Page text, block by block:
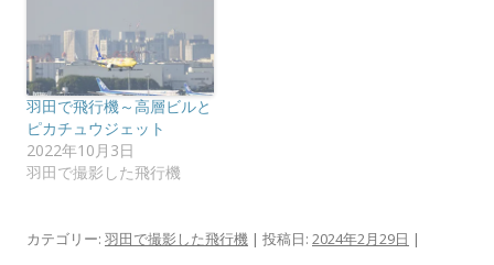
開
き
ま
す
)
新
し
い
ウ
ィ
ン
ウ
で
開
き
羽田で飛行機～高層ビルと
ピカチュウジェット
2022年10月3日
羽田で撮影した飛行機
カテゴリー: 羽田で撮影した飛行機 | 投稿日: 2024年2月29日 |